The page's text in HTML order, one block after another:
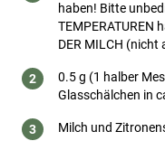
haben! Bitte
TEMPERATUREN
DER MILCH (nicht
0.5 g (1 halber
Glasschälchen in
Milch und